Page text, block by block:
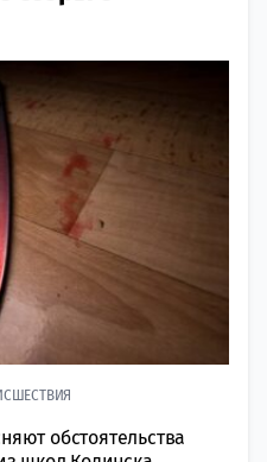
обстоятельства